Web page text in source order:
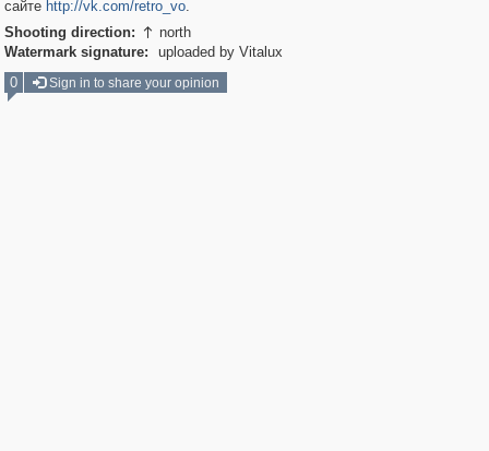
сайте http://vk.com/retro_vo.
Shooting direction:  north
Watermark signature:
uploaded by Vitalux
0
Sign in to share your opinion